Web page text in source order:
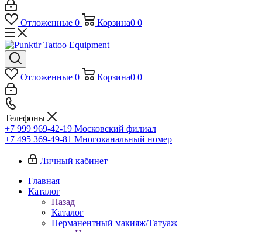
Отложенные 0 Корзина0 0
Отложенные 0 Корзина0 0
Телефоны
+7 999 969-42-19 Московский филиал
+7 495 369-49-81 Многоканальный номер
Личный кабинет
Главная
Каталог
Назад
Каталог
Перманентный макияж/Татуаж